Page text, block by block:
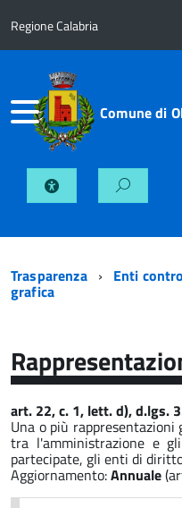
Regione Calabria
Comune di
Trasparenza Enti
grafica
art. 22, c. 1, lett. d), d.lgs.
Una o più
tra l'amministrazione e
partecipate, gli enti di
Aggiornamento:Annuale